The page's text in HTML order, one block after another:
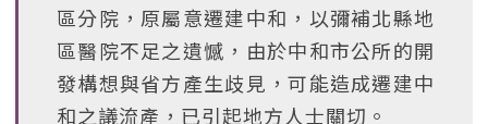
區分院，原屬意遷建中和，以彌補北縣地
區醫院不足之遺憾，由於中和市公所的開
發構想與省方產生歧見，可能造成遷建中
和之議流產，已引起地方人士關切。